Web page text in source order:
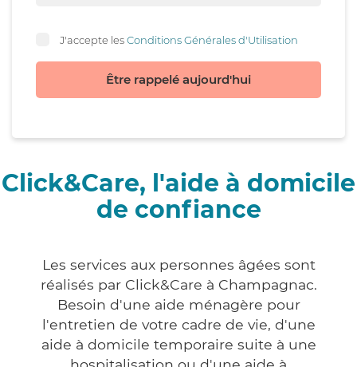
J'accepte lesConditions Générales d'Utilisation
Être rappelé aujourd'hui
Click&Care, l'aide à domicile
de confiance
Les services aux personnes âgées sont
réalisés par Click&Care à Champagnac.
Besoin d'une aide ménagère pour
l'entretien de votre cadre de vie, d'une
aide à domicile temporaire suite à une